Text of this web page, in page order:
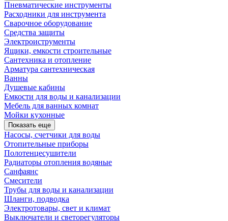
Пневматические инструменты
Расходники для инструмента
Сварочное оборудование
Средства защиты
Электроиструменты
Ящики, емкости строительные
Сантехника и отопление
Арматура сантехническая
Ванны
Душевые кабины
Емкости для воды и канализации
Мебель для ванных комнат
Мойки кухонные
Показать еще
Насосы, счетчики для воды
Отопительные приборы
Полотенцесушители
Радиаторы отопления водяные
Санфаянс
Смесители
Трубы для воды и канализации
Шланги, подводка
Электротовары, свет и климат
Выключатели и светорегуляторы